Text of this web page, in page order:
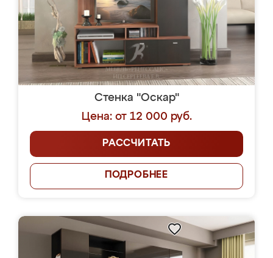
Стенка "Оскар"
Цена: от 12 000 руб.
РАССЧИТАТЬ
ПОДРОБНЕЕ